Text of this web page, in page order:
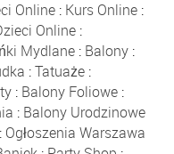
Online: Kurs Online:
Online :
Mydlane : Balony :
:Tatuaże:
: Balony Foliowe :
: Balony Urodzinowe
: Ogłoszenia Warszawa